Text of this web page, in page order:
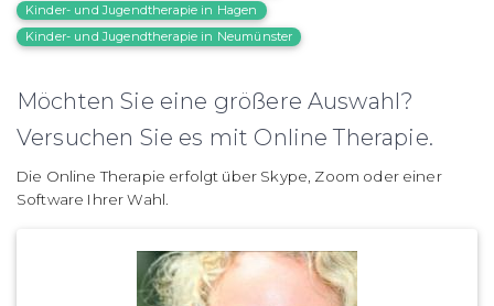
Kinder- und Jugendtherapie in Hagen
Kinder- und Jugendtherapie in Neumünster
Möchten Sie eine größere Auswahl?
Versuchen Sie es mit Online Therapie.
Die Online Therapie erfolgt über Skype, Zoom oder einer
Software Ihrer Wahl.